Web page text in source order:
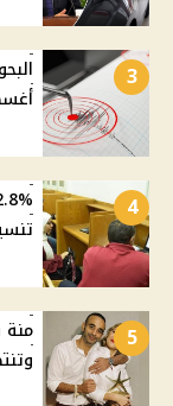
3
4
تنسيق
5